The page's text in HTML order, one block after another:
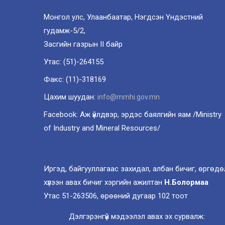
Монгол улс, Улаанбаатар, Нэгдсэн Үндэстний
гудамж-5/2,
Засгийн газрын II байр
Утас: (51)-264155
Факс: (11)-318169
Цахим шуудан: info@mmhi.gov.mn
Facebook: Аж үйлдвэр, эрдэс баялгийн яам /Ministry
of Industry and Mineral Resources/
Иргэд, байгууллагаас захидал, албан бичиг,
хүлээн авах бичиг хэргийн ажилтан Н.Болормаа
Утас 51-263506, өрөөний дугаар 102 тоот
Дэлгэрэнгүй мэдээлэл авах эх сурвалж: